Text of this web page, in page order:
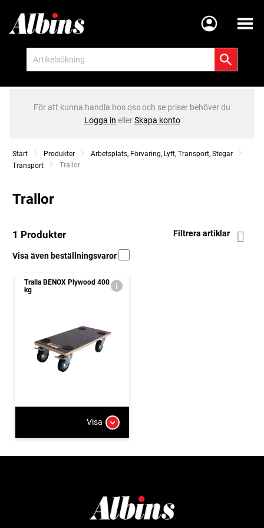
Meny
För att kunna handla hos oss och se priser behöver du
Logga in ellerSkapa konto
Start Produkter
Arbetsplats, Förvaring, Lyft, Transport, Stegar
Transport
Current:
Trallor
Trallor
1 Produkter Filtrera artiklar
Visa även beställningsvaror
Tralla BENOX Plywood 400
kg
Visa